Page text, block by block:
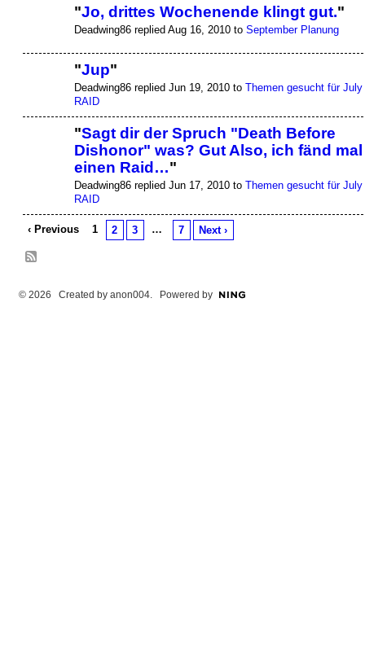
"Jo, drittes Wochenende klingt gut."
Deadwing86 replied Aug 16, 2010 to September Planung
"Jup"
Deadwing86 replied Jun 19, 2010 to Themen gesucht für July
RAID
"Sagt dir der Spruch "Death Before
Dishonor" was? Gut Also, ich fänd mal
einen Raid…"
Deadwing86 replied Jun 17, 2010 to Themen gesucht für July
RAID
‹ Previous 1 2 3 … 7 Next ›
© 2026 Created by anon004. Powered by